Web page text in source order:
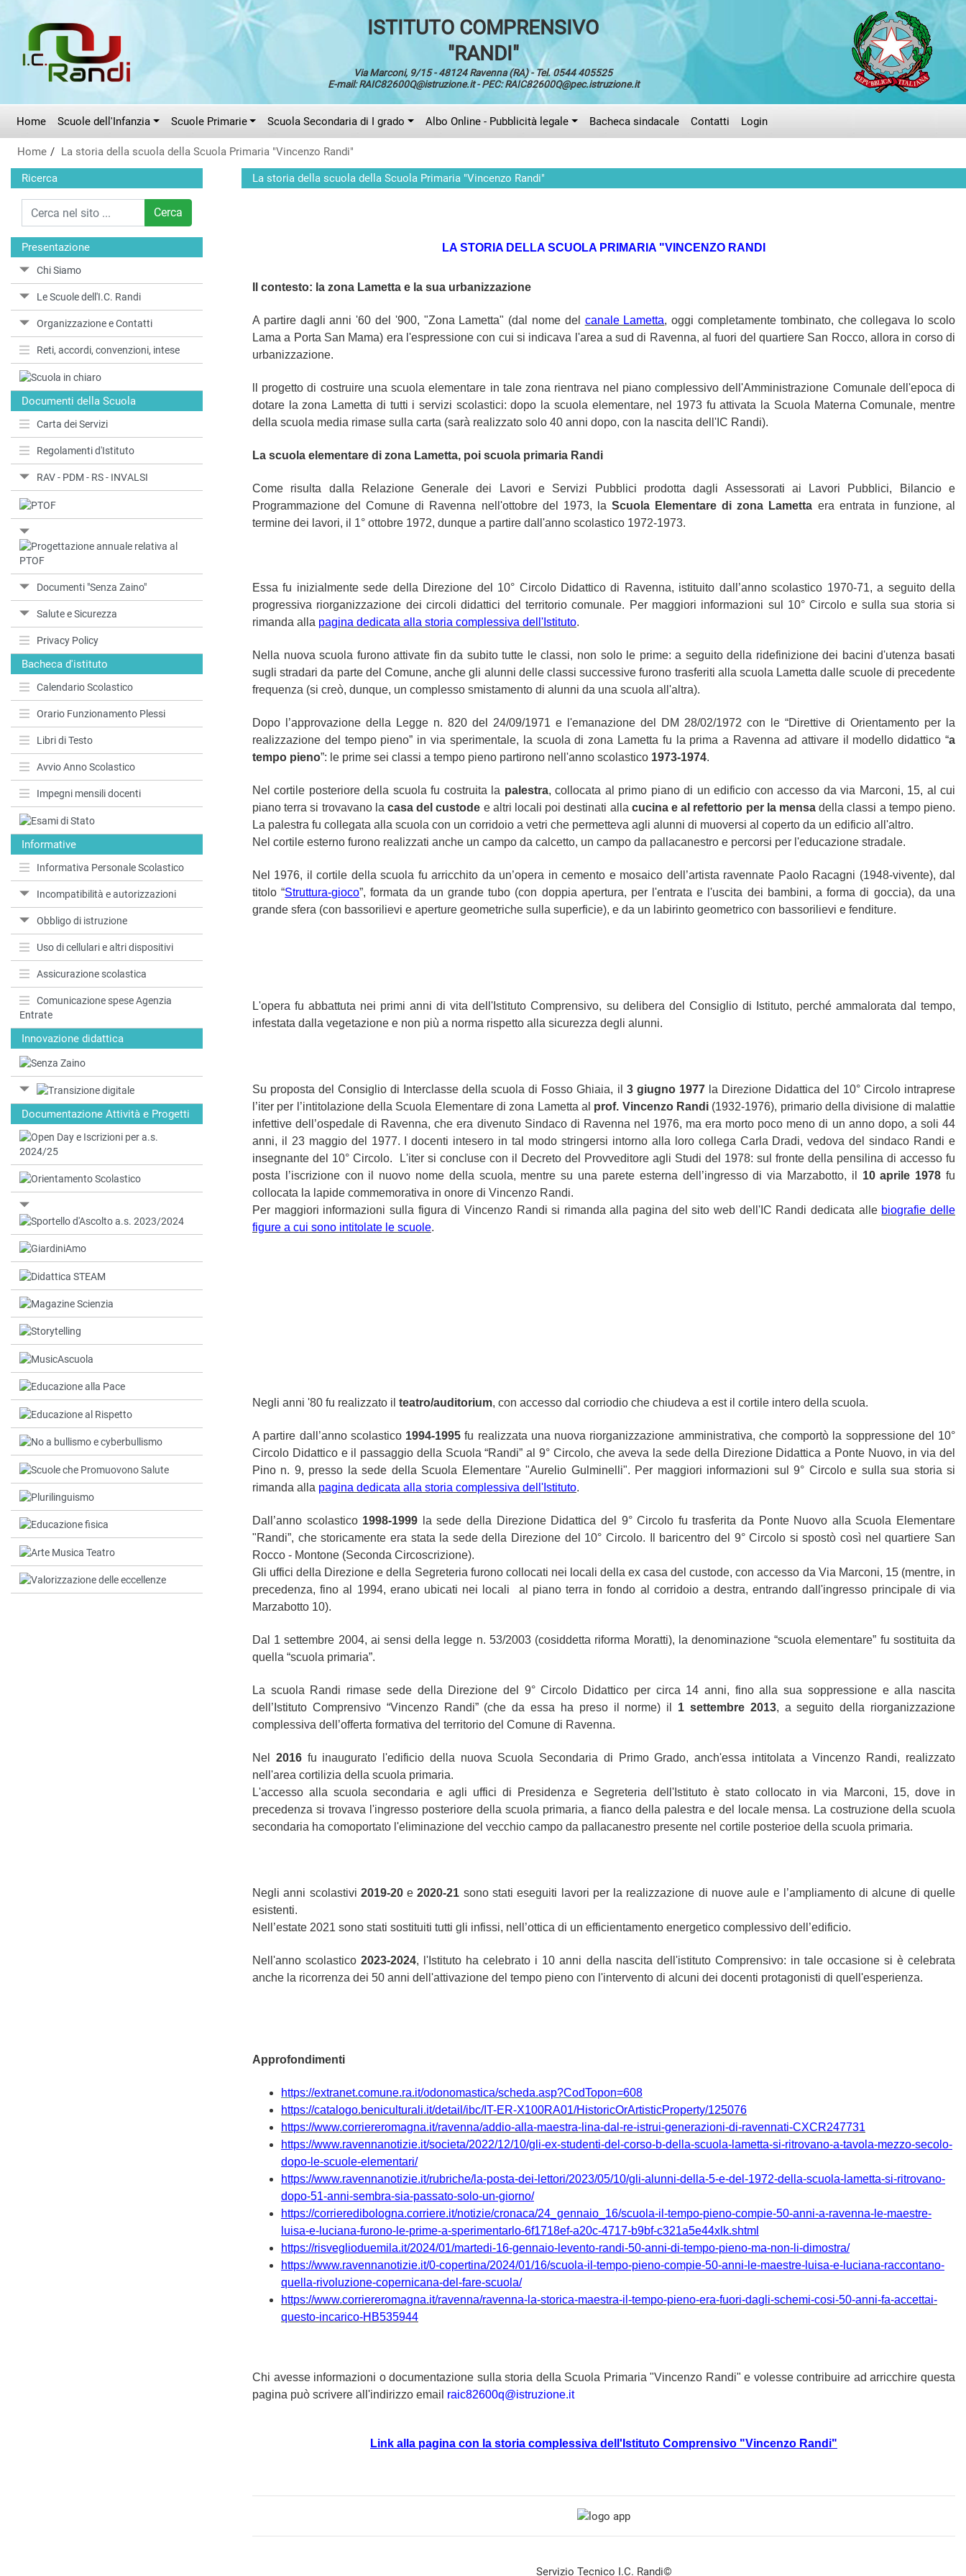
ISTITUTO COMPRENSIVO
"RANDI"
Via Marconi, 9/15 - 48124 Ravenna (RA) - Tel. 0544 405525
E-mail: RAIC82600Q@istruzione.it - PEC: RAIC82600Q@pec.istruzione.it
Home Scuole dell'Infanzia Scuole Primarie Scuola Secondaria di I grado Albo Online - Pubblicità legale Bacheca sindacale Contatti Login
Home La storia della scuola della Scuola Primaria "Vincenzo Randi"
Ricerca
Cerca
Presentazione
Chi Siamo
Le Scuole dell'I.C. Randi
Organizzazione e Contatti
Reti, accordi, convenzioni, intese
Documenti della Scuola
Carta dei Servizi
Regolamenti d'Istituto
RAV - PDM - RS - INVALSI
Documenti "Senza Zaino"
Salute e Sicurezza
Privacy Policy
Bacheca d'istituto
Calendario Scolastico
Orario Funzionamento Plessi
Libri di Testo
Avvio Anno Scolastico
Impegni mensili docenti
Informative
Informativa Personale Scolastico
Incompatibilità e autorizzazioni
Obbligo di istruzione
Uso di cellulari e altri dispositivi
Assicurazione scolastica
Comunicazione spese Agenzia
Entrate
Innovazione didattica
Documentazione Attività e Progetti
La storia della scuola della Scuola Primaria "Vincenzo Randi"
LA STORIA DELLA SCUOLA PRIMARIA "VINCENZO RANDI
Il contesto: la zona Lametta e la sua urbanizzazione
A partire dagli anni '60 del '900, "Zona Lametta" (dal nome del canale Lametta, oggi completamente tombinato, che collegava lo scolo
Lama a Porta San Mama) era l'espressione con cui si indicava l'area a sud di Ravenna, al fuori del quartiere San Rocco, allora in corso di
urbanizzazione.
ll progetto di costruire una scuola elementare in tale zona rientrava nel piano complessivo dell'Amministrazione Comunale dell'epoca di
dotare la zona Lametta di tutti i servizi scolastici: dopo la scuola elementare, nel 1973 fu attivata la Scuola Materna Comunale, mentre
della scuola media rimase sulla carta (sarà realizzato solo 40 anni dopo, con la nascita dell'IC Randi).
La scuola elementare di zona Lametta, poi scuola primaria Randi
Come risulta dalla Relazione Generale dei Lavori e Servizi Pubblici prodotta dagli Assessorati ai Lavori Pubblici, Bilancio e
Programmazione del Comune di Ravenna nell'ottobre del 1973, la Scuola Elementare di zona Lametta era entrata in funzione, al
termine dei lavori, il 1° ottobre 1972, dunque a partire dall'anno scolastico 1972-1973.
Essa fu inizialmente sede della Direzione del 10° Circolo Didattico di Ravenna, istituito dall’anno scolastico 1970-71, a seguito della
progressiva riorganizzazione dei circoli didattici del territorio comunale. Per maggiori informazioni sul 10° Circolo e sulla sua storia si
rimanda alla pagina dedicata alla storia complessiva dell'Istituto.
Nella nuova scuola furono attivate fin da subito tutte le classi, non solo le prime: a seguito della ridefinizione dei bacini d'utenza basati
sugli stradari da parte del Comune, anche gli alunni delle classi successive furono trasferiti alla scuola Lametta dalle scuole di precedente
frequenza (si creò, dunque, un complesso smistamento di alunni da una scuola all'altra).
Dopo l’approvazione della Legge n. 820 del 24/09/1971 e l'emanazione del DM 28/02/1972 con le “Direttive di Orientamento per la
realizzazione del tempo pieno” in via sperimentale,
la scuola di zona Lametta fu la prima a Ravenna ad attivare il modello didattico “a
tempo pieno”: le prime sei classi a tempo pieno partirono nell'anno scolastico 1973-1974.
Nel cortile posteriore della scuola fu costruita la palestra, collocata al primo piano di un edificio con accesso da via Marconi, 15, al cui
piano terra si trovavano la casa del custode e altri locali poi destinati alla cucina e al refettorio per la mensa della classi a tempo pieno.
La palestra fu collegata alla scuola con un corridoio a vetri che permetteva agli alunni di muoversi al coperto da un edificio all'altro.
Nel cortile esterno furono realizzati anche un campo da calcetto, un campo da pallacanestro e percorsi per l'educazione stradale.
Nel 1976, il cortile della scuola fu arricchito da un’opera in cemento e mosaico dell’artista ravennate Paolo Racagni (1948-vivente), dal
titolo “Struttura-gioco”, formata da un grande tubo (con doppia apertura, per l'entrata e l'uscita dei bambini, a forma di goccia), da una
grande sfera (con bassorilievi e aperture geometriche sulla superficie), e da un labirinto geometrico con bassorilievi e fenditure.
L'opera fu abbattuta nei primi anni di vita dell'Istituto Comprensivo, su delibera del Consiglio di Istituto, perché ammalorata dal tempo,
infestata dalla vegetazione e non più a norma rispetto alla sicurezza degli alunni.
Su proposta del Consiglio di Interclasse della scuola di Fosso Ghiaia, il 3 giugno 1977la Direzione Didattica del 10° Circolo intraprese
l’iter per l’intitolazione della Scuola Elementare di zona Lametta al prof. Vincenzo Randi (1932-1976), primario della divisione di malattie
infettive dell’ospedale di Ravenna, che era divenuto Sindaco di Ravenna nel 1976, ma era morto poco meno di un anno dopo, a soli 44
anni, il 23 maggio del 1977.
I docenti intesero in tal modo stringersi intorno alla loro collega Carla Dradi, vedova del sindaco Randi e
insegnante del 10° Circolo.
L'iter si concluse con il Decreto del Provveditore agli Studi del 1978: sul fronte della pensilina di accesso fu
posta l’iscrizione con il nuovo nome della scuola, mentre su una parete esterna dell’ingresso di via Marzabotto, il 10 aprile 1978 fu
collocata la lapide commemorativa in onore di Vincenzo Randi.
Per maggiori informazioni sulla figura di Vincenzo Randi si rimanda alla pagina del sito web dell'IC Randi dedicata alle biografie delle
figure a cui sono intitolate le scuole.
Negli anni '80 fu realizzato il teatro/auditorium, con accesso dal corriodio che chiudeva a est il cortile intero della scuola.
A partire dall’anno scolastico 1994-1995 fu realizzata una nuova riorganizzazione amministrativa, che comportò la soppressione del 10°
Circolo Didattico e il passaggio della Scuola “Randi” al 9° Circolo, che aveva la sede della Direzione Didattica a Ponte Nuovo, in via del
Pino n. 9, presso la sede della Scuola Elementare "Aurelio Gulminelli". Per maggiori informazioni sul 9° Circolo e sulla sua storia si
rimanda alla pagina dedicata alla storia complessiva dell'Istituto.
Dall’anno scolastico 1998-1999 la sede della Direzione Didattica del 9° Circolo fu trasferita da Ponte Nuovo alla Scuola Elementare
"Randi”, che storicamente era stata la sede della Direzione del 10° Circolo. Il baricentro del 9° Circolo si spostò così nel quartiere San
Rocco - Montone (Seconda Circoscrizione).
Gli uffici della Direzione e della Segreteria furono collocati nei locali della ex casa del custode, con accesso da Via Marconi, 15 (mentre, in
precedenza, fino al 1994, erano ubicati nei locali al piano terra in fondo al corridoio a destra, entrando dall'ingresso principale di via
Marzabotto 10).
Dal 1 settembre 2004, ai sensi della legge n. 53/2003 (cosiddetta riforma Moratti), la denominazione “scuola elementare” fu sostituita da
quella “scuola primaria”.
La scuola Randi rimase sede della Direzione del 9° Circolo Didattico per circa 14 anni, fino alla sua soppressione e alla nascita
dell’Istituto Comprensivo “Vincenzo Randi” (che da essa ha preso il norme) il 1 settembre 2013, a seguito della riorganizzazione
complessiva dell’offerta formativa del territorio del Comune di Ravenna.
Nel 2016fu inaugurato l'edificio della nuova Scuola Secondaria di Primo Grado, anch'essa intitolata a Vincenzo Randi, realizzato
nell'area cortilizia della scuola primaria.
L'accesso alla scuola secondaria e agli uffici di Presidenza e Segreteria dell'Istituto è stato collocato in via Marconi, 15, dove in
precedenza si trovava l'ingresso posteriore della scuola primaria, a fianco della palestra e del locale mensa. La costruzione della scuola
secondaria ha comoportato l'eliminazione del vecchio campo da pallacanestro presente nel cortile posterioe della scuola primaria.
Negli anni scolastivi 2019-20e2020-21 sono stati eseguiti lavori per la realizzazione di nuove aule e l’ampliamento di alcune di quelle
esistenti.
Nell’estate 2021 sono stati sostituiti tutti gli infissi, nell’ottica di un efficientamento energetico complessivo dell’edificio.
Nell'anno scolastico2023-2024, l'Istituto ha celebrato i 10 anni della nascita dell'istituto Comprensivo: in tale occasione si è celebrata
anche la ricorrenza dei 50 anni dell'attivazione del tempo pieno con l'intervento di alcuni dei docenti protagonisti di quell'esperienza.
Approfondimenti
https://extranet.comune.ra.it/odonomastica/scheda.asp?CodTopon=608
https://catalogo.beniculturali.it/detail/ibc/IT-ER-X100RA01/HistoricOrArtisticProperty/125076
https://www.corriereromagna.it/ravenna/addio-alla-maestra-lina-dal-re-istrui-generazioni-di-ravennati-CXCR247731
https://www.ravennanotizie.it/societa/2022/12/10/gli-ex-studenti-del-corso-b-della-scuola-lametta-si-ritrovano-a-tavola-mezzo-secolo-
dopo-le-scuole-elementari/
https://www.ravennanotizie.it/rubriche/la-posta-dei-lettori/2023/05/10/gli-alunni-della-5-e-del-1972-della-scuola-lametta-si-ritrovano-
dopo-51-anni-sembra-sia-passato-solo-un-giorno/
https://corrieredibologna.corriere.it/notizie/cronaca/24_gennaio_16/scuola-il-tempo-pieno-compie-50-anni-a-ravenna-le-maestre-
luisa-e-luciana-furono-le-prime-a-sperimentarlo-6f1718ef-a20c-4717-b9bf-c321a5e44xlk.shtml
https://risveglioduemila.it/2024/01/martedi-16-gennaio-levento-randi-50-anni-di-tempo-pieno-ma-non-li-dimostra/
https://www.ravennanotizie.it/0-copertina/2024/01/16/scuola-il-tempo-pieno-compie-50-anni-le-maestre-luisa-e-luciana-raccontano-
quella-rivoluzione-copernicana-del-fare-scuola/
https://www.corriereromagna.it/ravenna/ravenna-la-storica-maestra-il-tempo-pieno-era-fuori-dagli-schemi-cosi-50-anni-fa-accettai-
questo-incarico-HB535944
Chi avesse informazioni o documentazione sulla storia della Scuola Primaria "Vincenzo Randi" e volesse contribuire ad arricchire questa
pagina può scrivere all'indirizzo email raic82600q@istruzione.it
Link alla pagina con la storia complessiva dell'Istituto Comprensivo "Vincenzo Randi"
Servizio Tecnico I.C. Randi©